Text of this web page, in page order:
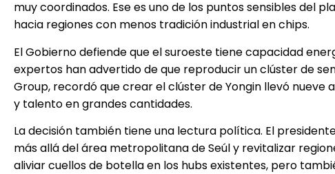
muy coordinados. Ese es uno de los puntos sensibles del
hacia regiones con menos tradición industrial en chips.
El Gobierno defiende que el suroeste tiene capacidad
expertos han advertido de que reproducir un clúster de
Group, recordó que crear el clúster de Yongin llevó
y talento en grandes cantidades.
La decisión también tiene una lectura política. El
más allá del área metropolitana de Seúl y revitalizar
aliviar cuellos de botella en los hubs existentes, pero